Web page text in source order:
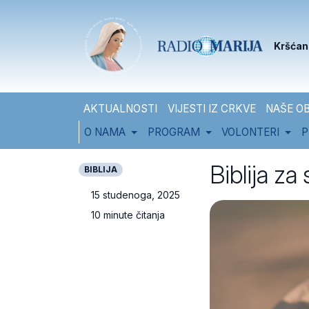
AKTUALNOSTI VIJESTI IZ CRKVE
NAŠE
O NAMA
PROGRAM VOLONTERI
BIBLIJA
15 studenoga, 2025
10 minute čitanja
Biblija za